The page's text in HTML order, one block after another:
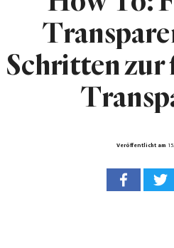
Schritten zur
Veröffentlicht am